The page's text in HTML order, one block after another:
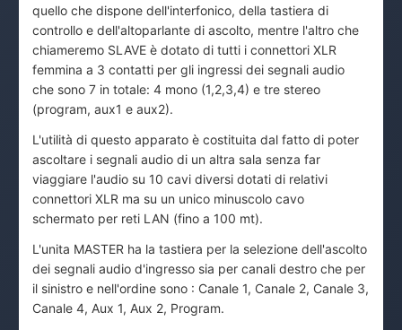
quello che dispone dell'interfonico, della tastiera di
controllo e dell'altoparlante di ascolto, mentre l'altro che
chiameremo SLAVE è dotato di tutti i connettori XLR
femmina a 3 contatti per gli ingressi dei segnali audio
che sono 7 in totale: 4 mono (1,2,3,4) e tre stereo
(program, aux1 e aux2).
L'utilità di questo apparato è costituita dal fatto di poter
ascoltare i segnali audio di un altra sala senza far
viaggiare l'audio su 10 cavi diversi dotati di relativi
connettori XLR ma su un unico minuscolo cavo
schermato per reti LAN (fino a 100 mt).
L'unita MASTER ha la tastiera per la selezione dell'ascolto
dei segnali audio d'ingresso sia per canali destro che per
il sinistro e nell'ordine sono : Canale 1, Canale 2, Canale 3,
Canale 4, Aux 1, Aux 2, Program.